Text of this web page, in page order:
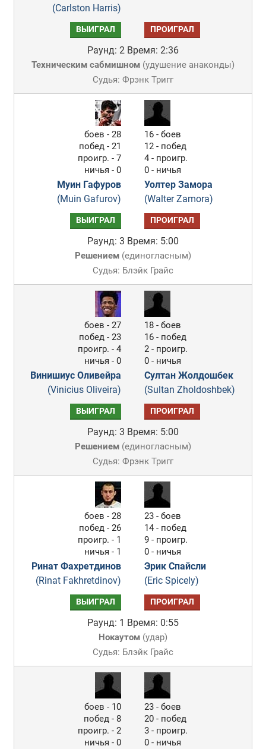
(Carlston Harris)
ВЫИГРАЛ ПРОИГРАЛ
Раунд: 2 Время: 2:36
Техническим сабмишном(удушение анаконды)
Судья: Фрэнк Тригг
боев - 28
побед - 21
проигр. - 7
ничья - 0
Муин Гафуров
(Muin Gafurov)
16 - боев
12 - побед
4 - проигр.
0 - ничья
Уолтер Замора
(Walter Zamora)
ВЫИГРАЛ ПРОИГРАЛ
Раунд: 3 Время: 5:00
Решением(единогласным)
Судья: Блэйк Грайс
боев - 27
побед - 23
проигр. - 4
ничья - 0
Винишиус Оливейра
(Vinicius Oliveira)
18 - боев
16 - побед
2 - проигр.
0 - ничья
Султан Жолдошбек
(Sultan Zholdoshbek)
ВЫИГРАЛ ПРОИГРАЛ
Раунд: 3 Время: 5:00
Решением(единогласным)
Судья: Фрэнк Тригг
боев - 28
побед - 26
проигр. - 1
ничья - 1
Ринат Фахретдинов
(Rinat Fakhretdinov)
23 - боев
14 - побед
9 - проигр.
0 - ничья
Эрик Спайсли
(Eric Spicely)
ВЫИГРАЛ ПРОИГРАЛ
Раунд: 1 Время: 0:55
Нокаутом(удар)
Судья: Блэйк Грайс
боев - 10
побед - 8
проигр. - 2
ничья - 0
23 - боев
20 - побед
3 - проигр.
0 - ничья